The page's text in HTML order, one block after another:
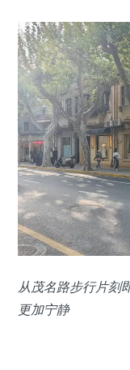
从茂名路步行片刻
更加宁静